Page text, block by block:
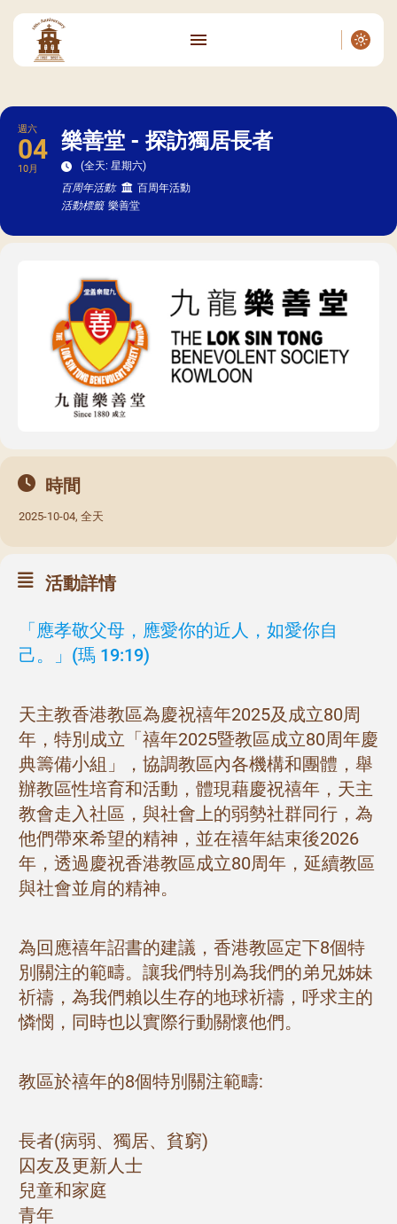
週六
04
10月
樂善堂 - 探訪獨居長者
(全天: 星期六)
百周年活動:
百周年活動
活動標籤 樂善堂
時間
2025-10-04, 全天
活動詳情
「應孝敬父母，應愛你的近人，如愛你自
己。」(瑪 19:19)
天主教香港​​教區為慶祝禧年2025及成立80周
年，特別成立「禧年2025暨教區成立80周年慶
典籌備小組」，協調教區內各機構和團體，舉
辦教區性培育和活動，體現藉慶祝禧年，天主
教會走入社區，與社會上的弱勢社群同行，為
他們帶來希望的精神，並在禧年結束後2026
年，透過慶祝香港教區成立80周年，延續教區
與社會並肩的精神。
為回應禧年詔書的建議，香港教區定下8個特
別關注的範疇。讓我們特別為我們的弟兄姊妹
祈禱，為我們賴以生存的地球祈禱，呼求主的
憐憫，同時也以實際行動關懷他們。
教區於禧年的8個特別關注範疇:
長者(病弱、獨居、貧窮)
囚友及更新人士
兒童和家庭
青年